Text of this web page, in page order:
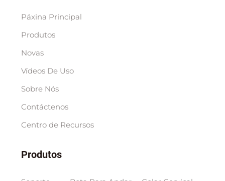
Páxina Principal
Produtos
Novas
Vídeos De Uso
Sobre Nós
Contáctenos
Centro de Recursos
Produtos